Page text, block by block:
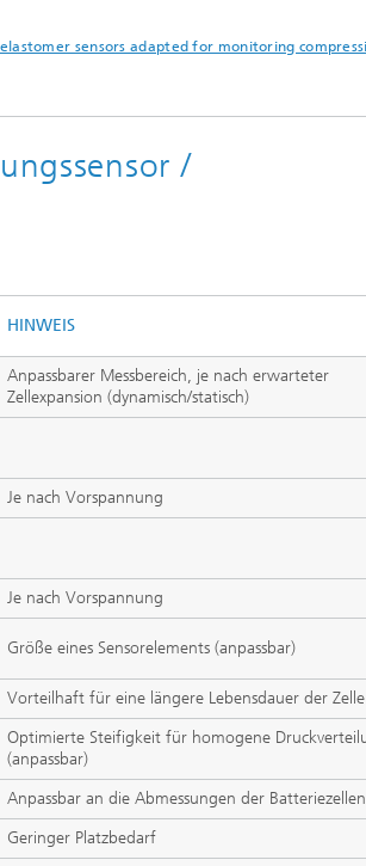
sensors adapted for monitoring
/
HINWEIS
Anpassbarer Messbereich, je nach erwarteter
Zellexpansion (dynamisch/statisch)
Je nach Vorspannung
Je nach Vorspannung
Größe eines Sensorelements (anpassbar)
Vorteilhaft für eine längere Lebensdauer der
Optimierte Steifigkeit für homogene
(anpassbar)
Anpassbar an die Abmessungen der Batteriezellen
Geringer Platzbedarf